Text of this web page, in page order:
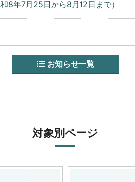
8年7月25日から8月12日まで）
お知らせ一覧
対象別ページ